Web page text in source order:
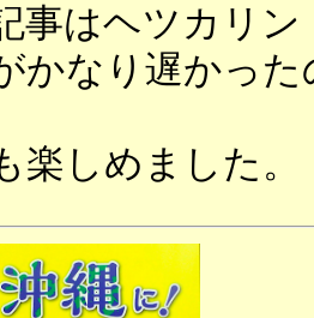
事はヘツカリン
かなり遅かっ
楽しめました。